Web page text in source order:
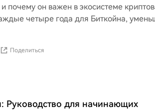
почему он важен в экосистеме
четыре года для Биткойна,
Поделиться
для начинающих